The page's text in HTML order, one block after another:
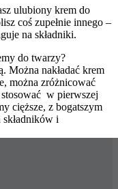
ulubiony krem do
coś zupełnie innego –
na składniki.
do twarzy?
Można nakładać krem
można zróżnicować
w pierwszej
cięższe, z bogatszym
składników i